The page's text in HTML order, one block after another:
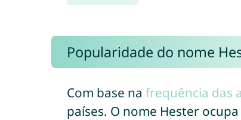
Popularidade do nome
Com base na frequência das
países. O nome Hester